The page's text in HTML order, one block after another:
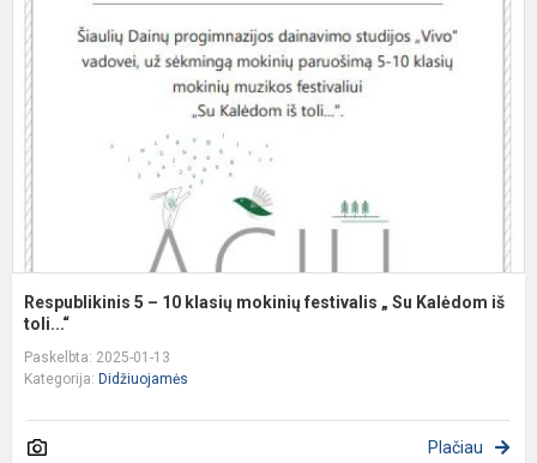
Respublikinis 5 – 10 klasių mokinių festivalis „ Su Kalėdom iš
toli...“
Paskelbta: 2025-01-13
Kategorija: Didžiuojamės
Plačiau